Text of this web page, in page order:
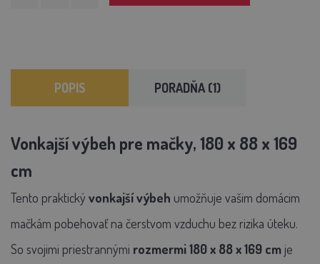
POPIS PORADŇA (1)
Vonkajší výbeh pre mačky, 180 x 88 x 169
cm
Tento praktický vonkajší výbeh umožňuje vašim domácim
mačkám pobehovať na čerstvom vzduchu bez rizika úteku.
So svojimi priestrannými rozmermi 180 x 88 x 169 cm je